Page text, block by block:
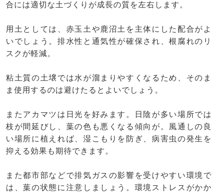
合には適切な土づくりが成長の質を左右します。
用土としては、赤玉土や鹿沼土を主体にした配合がよ
いでしょう。排水性と通気性が確保され、根腐れのリ
スクが軽減。
粘土質の土壌では水が溜まりやすくなるため、そのま
ま使用するのは避けたるとよいでしょう。
またアカマツは日光を好みます。日陰が多い場所では
枝が間延びし、葉の色も悪くなる傾向が。風通しの良
い場所に植えれば、湿こもりを防ぎ、病害虫の発生を
抑える効果も期待できます。
また都市部などで排気ガスの影響を受けやすい環境で
は、葉の状態に注意しましょう。環境ストレスがかか